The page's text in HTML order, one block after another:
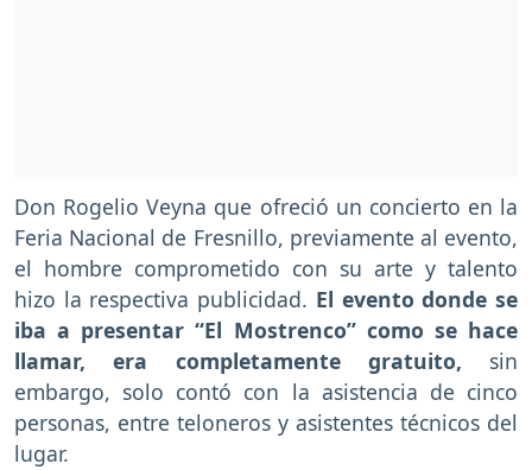
Don Rogelio Veyna que ofreció un concierto en la
Feria Nacional de Fresnillo, previamente al evento,
el hombre comprometido con su arte y talento
hizo la respectiva publicidad. El evento donde se
iba a presentar “El Mostrenco” como se hace
llamar, era completamente gratuito, sin
embargo, solo contó con la asistencia de cinco
personas, entre teloneros y asistentes técnicos del
lugar.